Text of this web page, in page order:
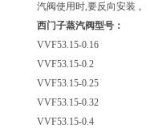
汽阀使用时,要反向安装 。
西门子蒸汽阀型号：
VVF53.15-0.16
VVF53.15-0.2
VVF53.15-0.25
VVF53.15-0.32
VVF53.15-0.4